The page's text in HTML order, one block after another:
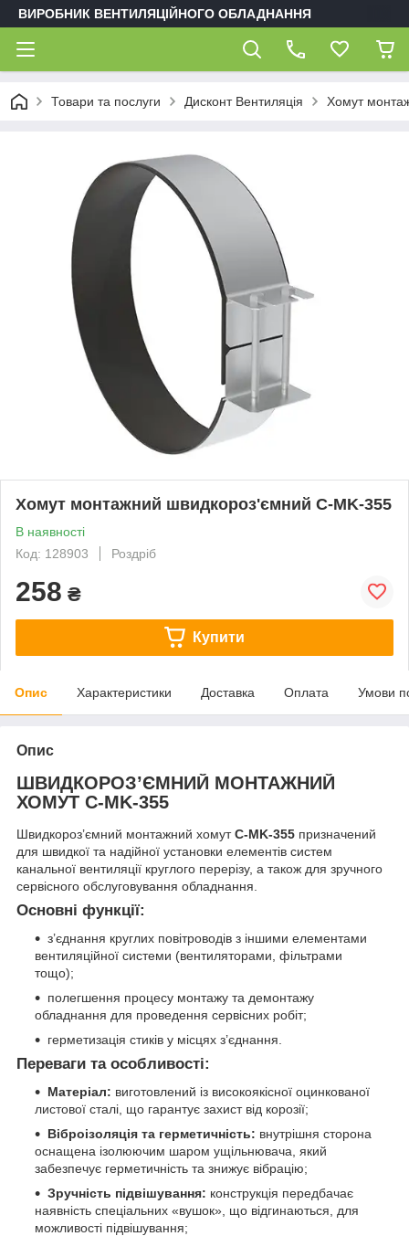
ВИРОБНИК ВЕНТИЛЯЦІЙНОГО ОБЛАДНАННЯ
Товари та послуги Дисконт Вентиляція Хомут
Хомут монтажний швидкороз'ємний C-MK-355
В наявності
Код: 128903
Роздріб
258 ₴
Купити
Опис Характеристики Доставка Оплата Умови
Опис
ШВИДКОРОЗ’ЄМНИЙ МОНТАЖНИЙ
ХОМУТ C-MK-355
Швидкороз’ємний монтажний хомутC-MK-355 призначений
для швидкої та надійної установки елементів систем
канальної вентиляції круглого перерізу, а також для зручного
сервісного обслуговування обладнання.
Основні функції:
з’єднання круглих повітроводів з іншими елементами
вентиляційної системи (вентиляторами, фільтрами
тощо);
полегшення процесу монтажу та демонтажу
обладнання для проведення сервісних робіт;
герметизація стиків у місцях з’єднання.
Переваги та особливості:
Матеріал: виготовлений із високоякісної оцинкованої
листової сталі, що гарантує захист від корозії;
Віброізоляція та герметичність: внутрішня сторона
оснащена ізолюючим шаром ущільнювача, який
забезпечує герметичність та знижує вібрацію;
Зручність підвішування: конструкція передбачає
наявність спеціальних «вушок», що відгинаються, для
можливості підвішування;